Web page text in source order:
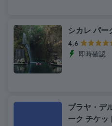
シカレ パー
4.6
即時確認
プラヤ・デ
ーク チケッ